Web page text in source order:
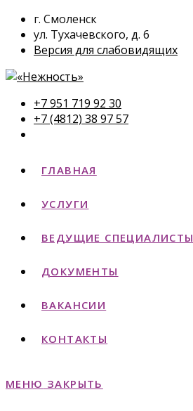
г. Смоленск
ул. Тухачевского, д. 6
Версия для слабовидящих
+7 951 719 92 30
+7 (4812) 38 97 57
ГЛАВНАЯ
УСЛУГИ
ВЕДУЩИЕ СПЕЦИАЛИСТЫ
ДОКУМЕНТЫ
ВАКАНСИИ
КОНТАКТЫ
МЕНЮ ЗАКРЫТЬ